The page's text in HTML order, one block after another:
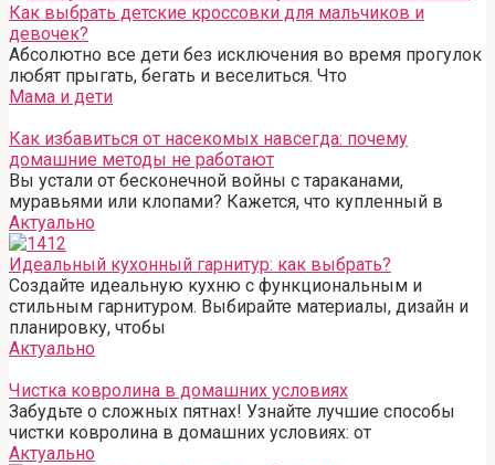
Как выбрать детские кроссовки для мальчиков и
девочек?
Абсолютно все дети без исключения во время прогулок
любят прыгать, бегать и веселиться. Что
Мама и дети
Как избавиться от насекомых навсегда: почему
домашние методы не работают
Вы устали от бесконечной войны с тараканами,
муравьями или клопами? Кажется, что купленный в
Актуально
Идеальный кухонный гарнитур: как выбрать?
Создайте идеальную кухню с функциональным и
стильным гарнитуром. Выбирайте материалы, дизайн и
планировку, чтобы
Актуально
Чистка ковролина в домашних условиях
Забудьте о сложных пятнах! Узнайте лучшие способы
чистки ковролина в домашних условиях: от
Актуально